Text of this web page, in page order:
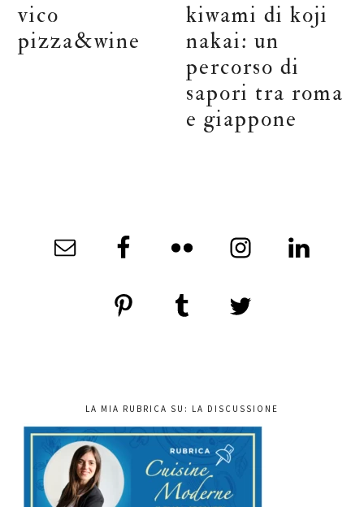
vico
pizza&wine
kiwami di koji
nakai: un
percorso di
sapori tra roma
e giappone
LA MIA RUBRICA SU: LA DISCUSSIONE